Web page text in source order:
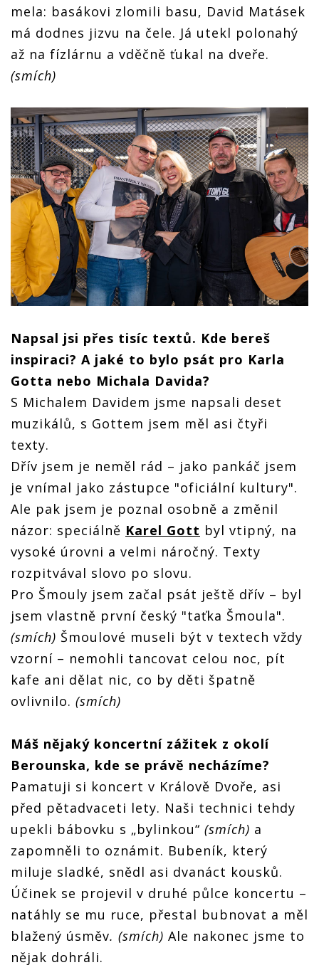
mela: basákovi zlomili basu, David Matásek
má dodnes jizvu na čele. Já utekl polonahý
až na fízlárnu a vděčně ťukal na dveře.
(smích)
Napsal jsi přes tisíc textů. Kde bereš
inspiraci? A jaké to bylo psát pro Karla
Gotta nebo Michala Davida?
S Michalem Davidem jsme napsali deset
muzikálů, s Gottem jsem měl asi čtyři
texty.
Dřív jsem je neměl rád – jako pankáč jsem
je vnímal jako zástupce "oficiální kultury".
Ale pak jsem je poznal osobně a změnil
názor: speciálně Karel Gott byl vtipný, na
vysoké úrovni a velmi náročný. Texty
rozpitvával slovo po slovu.
Pro Šmouly jsem začal psát ještě dřív – byl
jsem vlastně první český "taťka Šmoula".
(smích) Šmoulové museli být v textech vždy
vzorní – nemohli tancovat celou noc, pít
kafe ani dělat nic, co by děti špatně
ovlivnilo. (smích)
Máš nějaký koncertní zážitek z okolí
Berounska, kde se právě necházíme?
Pamatuji si koncert v Králově Dvoře, asi
před pětadvaceti lety. Naši technici tehdy
upekli bábovku s „bylinkou“ (smích) a
zapomněli to oznámit. Bubeník, který
miluje sladké, snědl asi dvanáct kousků.
Účinek se projevil v druhé půlce koncertu –
natáhly se mu ruce, přestal bubnovat a měl
blažený úsměv. (smích) Ale nakonec jsme to
nějak dohráli.